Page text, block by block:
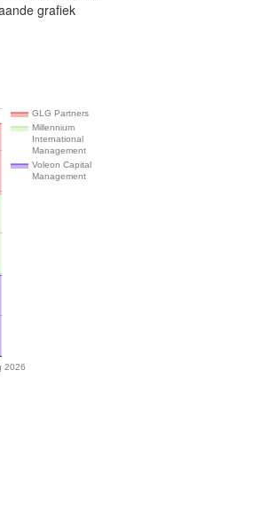
grafiek
GLG Partners
Millennium
International
Management
Voleon Capital
Management
2026